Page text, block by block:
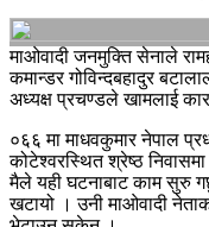
माओवादी जनमुक्ति सेनाले
कमान्डर गोविन्दबहादुर
अध्यक्ष प्रचण्डले खामलाई
०६६ मा माधवकुमार नेपाल
कोटेश्वरस्थित श्रेष्ठ
मैले यही घटनाबाट काम सुरु
खटायो । उनी माओवादी